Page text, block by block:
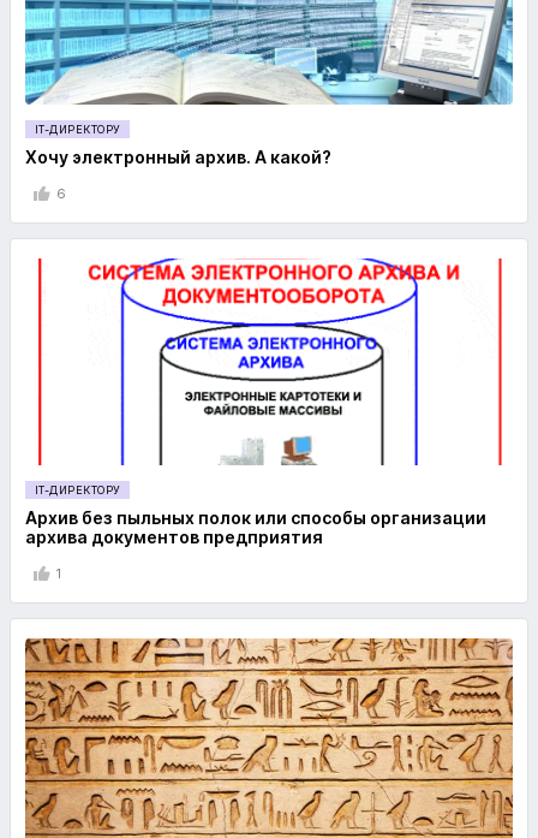
IT-ДИРЕКТОРУ
Хочу электронный архив. А какой?
6
IT-ДИРЕКТОРУ
Архив без пыльных полок или способы организации
архива документов предприятия
1